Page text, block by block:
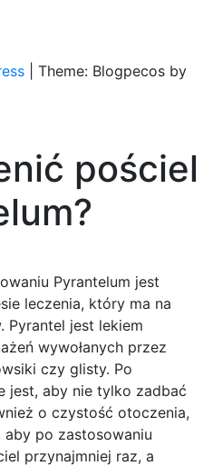
Theme: Blogpecos by
pościel
Pyrantelum jest
leczenia, który ma na
Pyrantel jest lekiem
wywołanych przez
czy glisty. Po
jest, aby nie tylko zadbać
o czystość otoczenia,
po zastosowaniu
przynajmniej raz, a